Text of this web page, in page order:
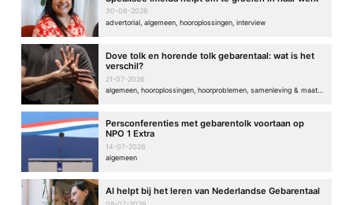
30-06-2026
advertorial, algemeen, hooroplossingen, interview
Dove tolk en horende tolk gebarentaal: wat is het
verschil?
21-07-2026
Persconferenties met gebarentolk voortaan op
NPO 1 Extra
14-07-2026
algemeen
AI helpt bij het leren van Nederlandse Gebarentaal